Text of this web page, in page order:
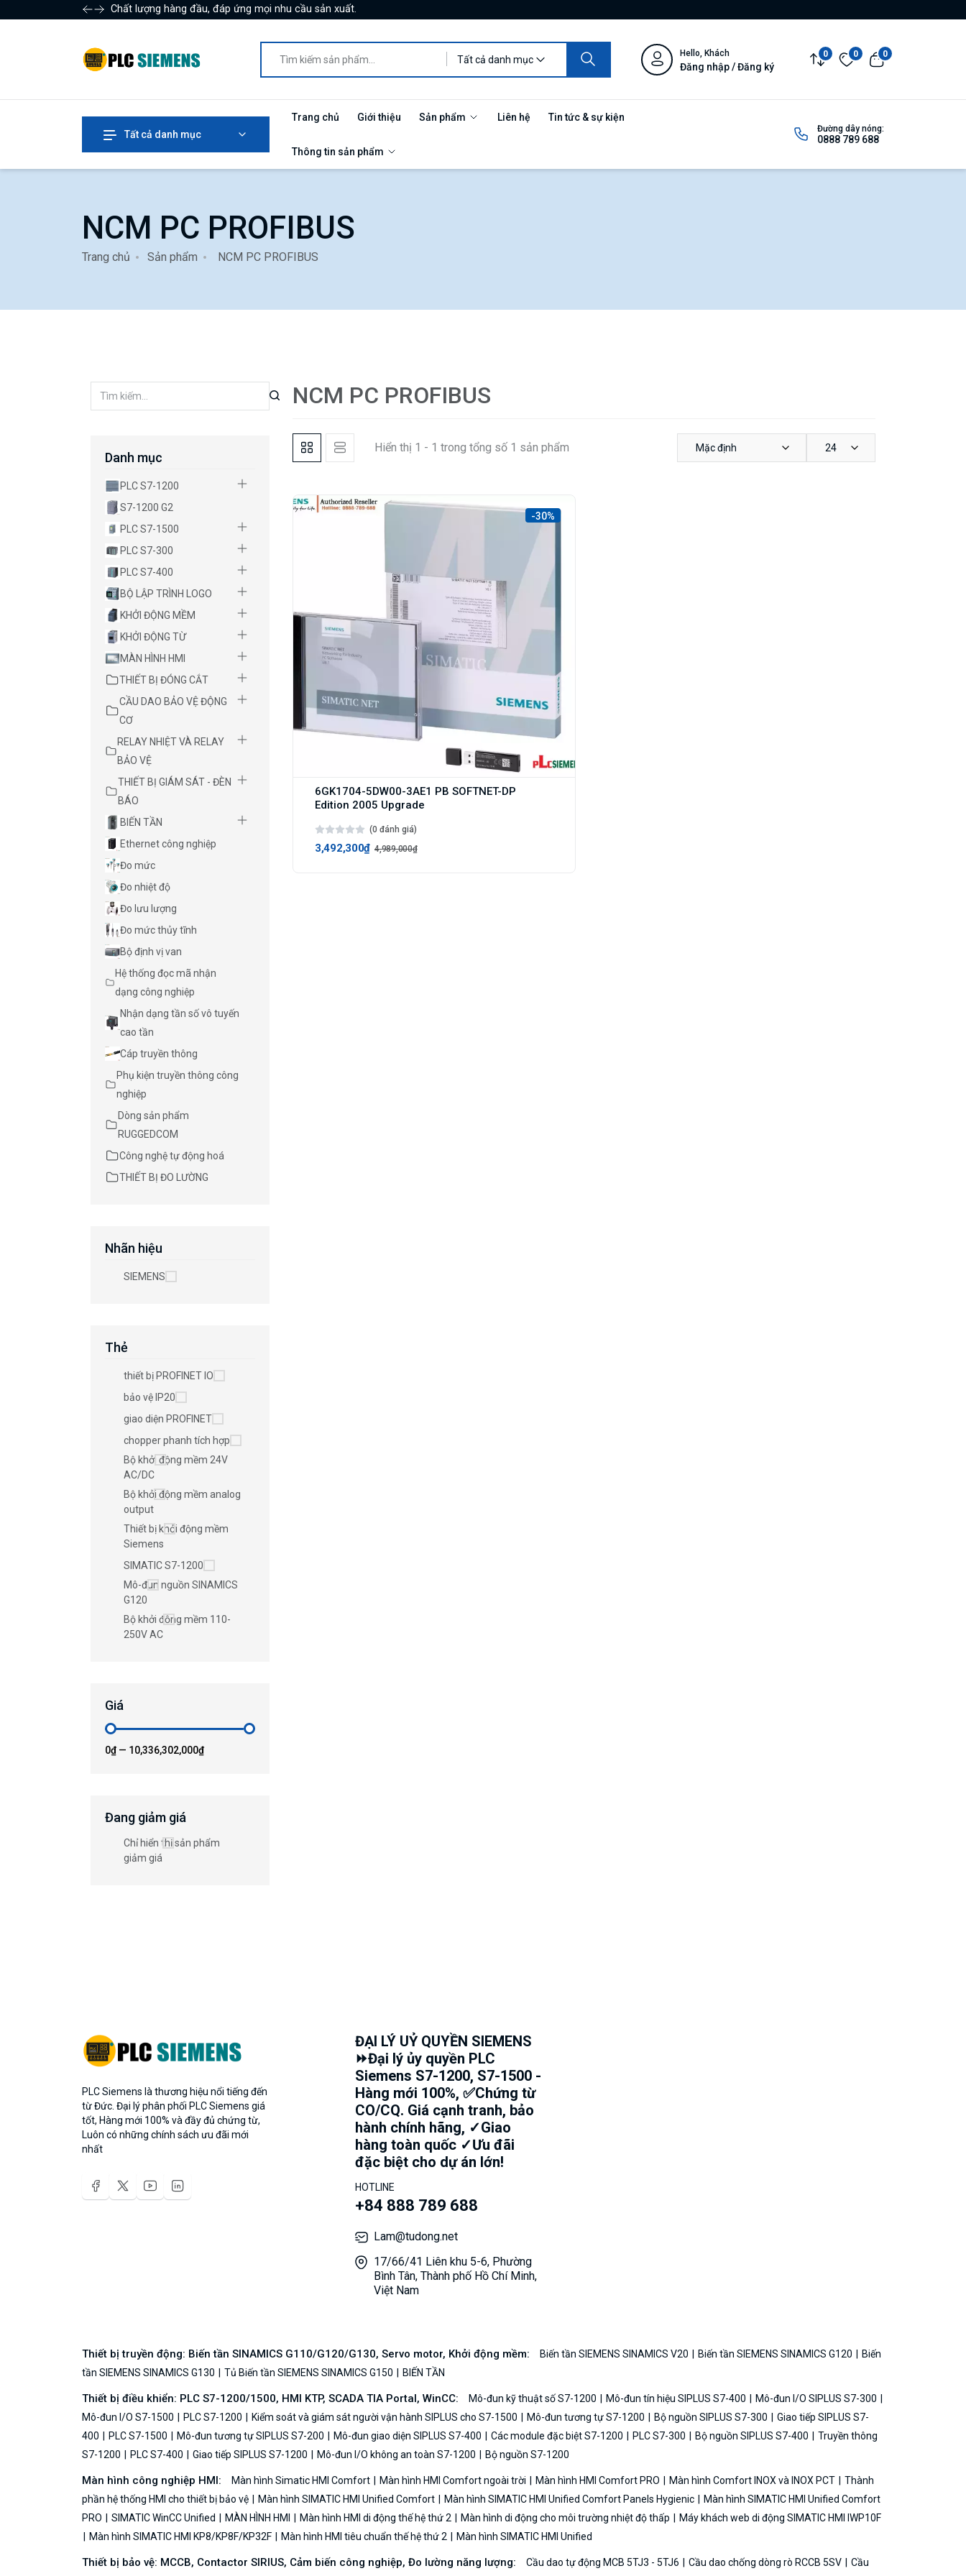
Chất lượng hàng đầu, đáp ứng mọi nhu cầu sản xuất.
Tất cả danh mục
Hello, Khách
Đăng nhập / Đăng ký
0 0 0
Tất cả danh mục
Trang chủ Giới thiệu Sản phẩm Liên hệ Tin tức & sự kiện
Thông tin sản phẩm
Đường dây nóng:
0888 789 688
NCM PC PROFIBUS
Trang chủ Sản phẩm NCM PC PROFIBUS
Danh mục
PLC S7-1200
S7-1200 G2
PLC S7-1500
PLC S7-300
PLC S7-400
BỘ LẬP TRÌNH LOGO
KHỞI ĐỘNG MỀM
KHỞI ĐỘNG TỪ
MÀN HÌNH HMI
THIẾT BỊ ĐÓNG CẮT
CẦU DAO BẢO VỆ ĐỘNG
CƠ
RELAY NHIỆT VÀ RELAY
BẢO VỆ
THIẾT BỊ GIÁM SÁT - ĐÈN
BÁO
BIẾN TẦN
Ethernet công nghiệp
Đo mức
Đo nhiệt độ
Đo lưu lượng
Đo mức thủy tĩnh
Bộ định vị van
Hệ thống đọc mã nhận
dạng công nghiệp
Nhận dạng tần số vô tuyến
cao tần
Cáp truyền thông
Phụ kiện truyền thông công
nghiệp
Dòng sản phẩm
RUGGEDCOM
Công nghệ tự động hoá
THIẾT BỊ ĐO LƯỜNG
Nhãn hiệu
SIEMENS
Thẻ
thiết bị PROFINET IO
bảo vệ IP20
giao diện PROFINET
chopper phanh tích hợp
Bộ khởi động mềm 24V
AC/DC
Bộ khởi động mềm analog
output
Thiết bị khởi động mềm
Siemens
SIMATIC S7-1200
Mô-đun nguồn SINAMICS
G120
Bộ khởi động mềm 110-
250V AC
Giá
0₫— 10,336,302,000₫
Đang giảm giá
Chỉ hiển thị sản phẩm
giảm giá
NCM PC PROFIBUS
Hiển thị 1 - 1 trong tổng số 1 sản phẩm Mặc định 24
-30%
6GK1704-5DW00-3AE1 PB SOFTNET-DP
Edition 2005 Upgrade
(0 đánh giá)
3,492,300₫ 4,989,000₫
PLC Siemens là thương hiệu nổi tiếng đến
từ Đức. Đại lý phân phối PLC Siemens giá
tốt, Hàng mới 100% và đầy đủ chứng từ,
Luôn có những chính sách ưu đãi mới
nhất
ĐẠI LÝ UỶ QUYỀN SIEMENS
⏩Đại lý ủy quyền PLC
Siemens S7-1200, S7-1500 -
Hàng mới 100%, ✅Chứng từ
CO/CQ. Giá cạnh tranh, bảo
hành chính hãng, ✓Giao
hàng toàn quốc ✓Ưu đãi
đặc biệt cho dự án lớn!
HOTLINE
+84 888 789 688
Lam@tudong.net
17/66/41 Liên khu 5-6, Phường
Bình Tân, Thành phố Hồ Chí Minh,
Việt Nam
Thiết bị truyền động: Biến tần SINAMICS G110/G120/G130, Servo motor, Khởi động mềm: Biến tần SIEMENS SINAMICS V20 Biến tần SIEMENS SINAMICS G120
Biến
tần SIEMENS SINAMICS G130
Tủ Biến tần SIEMENS SINAMICS G150 BIẾN TẦN
Thiết bị điều khiển: PLC S7-1200/1500, HMI KTP, SCADA TIA Portal, WinCC: Mô-đun kỹ thuật số S7-1200 Mô-đun tín hiệu SIPLUS S7-400
Mô-đun I/O SIPLUS S7-300
Mô-đun I/O S7-1500
PLC S7-1200 Kiểm soát và giám sát người vận hành SIPLUS cho S7-1500 Mô-đun tương tự S7-1200 Bộ nguồn SIPLUS S7-300
Giao tiếp SIPLUS S7-
400
PLC S7-1500 Mô-đun tương tự SIPLUS S7-200 Mô-đun giao diện SIPLUS S7-400 Các module đặc biệt S7-1200 PLC S7-300 Bộ nguồn SIPLUS S7-400
Truyền thông
S7-1200
PLC S7-400 Giao tiếp SIPLUS S7-1200 Mô-đun I/O không an toàn S7-1200 Bộ nguồn S7-1200
Màn hình công nghiệp HMI: Màn hình Simatic HMI Comfort Màn hình HMI Comfort ngoài trời Màn hình HMI Comfort PRO Màn hình Comfort INOX và INOX PCT
Thành
phần hệ thống HMI cho thiết bị bảo vệ
Màn hình SIMATIC HMI Unified Comfort Màn hình SIMATIC HMI Unified Comfort Panels Hygienic
Màn hình SIMATIC HMI Unified Comfort
PRO
SIMATIC WinCC Unified MÀN HÌNH HMI Màn hình HMI di động thế hệ thứ 2 Màn hình di động cho môi trường nhiệt độ thấp
Máy khách web di động SIMATIC HMI IWP10F
Màn hình SIMATIC HMI KP8/KP8F/KP32F
Màn hình HMI tiêu chuẩn thế hệ thứ 2 Màn hình SIMATIC HMI Unified
Thiết bị bảo vệ: MCCB, Contactor SIRIUS, Cảm biến công nghiệp, Đo lường năng lượng: Cầu dao tự động MCB 5TJ3 - 5TJ6 Cầu dao chống dòng rò RCCB 5SV
Cầu